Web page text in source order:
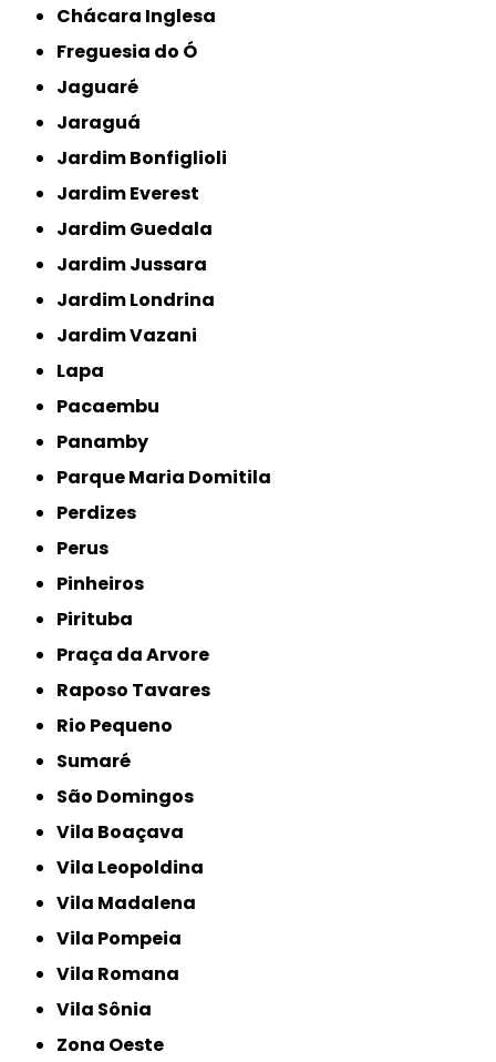
Chácara Inglesa
Freguesia do Ó
Jaguaré
Jaraguá
Jardim Bonfiglioli
Jardim Everest
Jardim Guedala
Jardim Jussara
Jardim Londrina
Jardim Vazani
Lapa
Pacaembu
Panamby
Parque Maria Domitila
Perdizes
Perus
Pinheiros
Pirituba
Praça da Arvore
Raposo Tavares
Rio Pequeno
Sumaré
São Domingos
Vila Boaçava
Vila Leopoldina
Vila Madalena
Vila Pompeia
Vila Romana
Vila Sônia
Zona Oeste